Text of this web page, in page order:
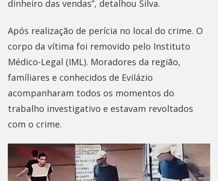
dinheiro das vendas”, detalhou Silva.
Após realização de perícia no local do crime. O
corpo da vítima foi removido pelo Instituto
Médico-Legal (IML). Moradores da região,
famíliares e conhecidos de Evilázio
acompanharam todos os momentos do
trabalho investigativo e estavam revoltados
com o crime.